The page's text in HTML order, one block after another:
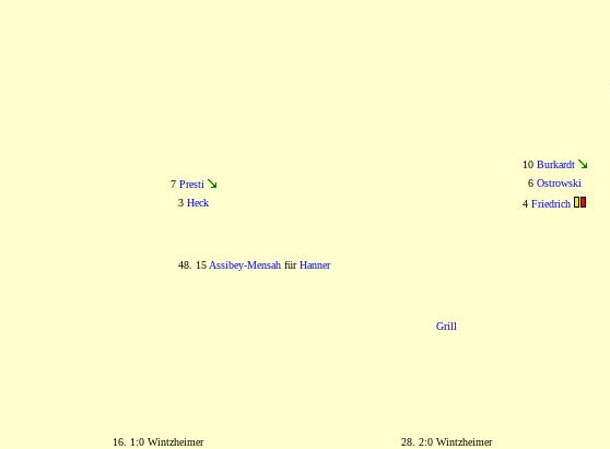
10 Burkardt
7 Presti 6 Ostrowski
3 Heck 4 Friedrich
48. 15 Assibey-MensahfürHanner
Grill
16. 1:0 Wintzheimer
28. 2:0 Wintzheimer